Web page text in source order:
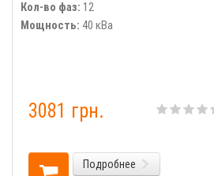
Кол-во фаз: 12
Мощность: 40 кВа
3081 грн.
Подробнее